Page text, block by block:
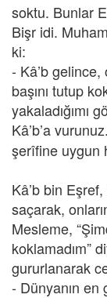
soktu. Bunlar
Bişr idi.
ki:
- Kâ’b gelince,
başını tutup
yakaladığımı
Kâ’b’a
şerîfine uygun
Kâ’b bin
saçarak,
Mesleme,
koklamadım”
gururlanarak
- Dünyanın en